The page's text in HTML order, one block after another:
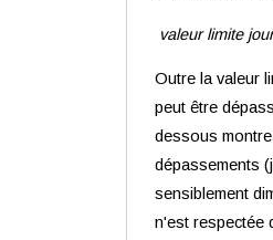
valeur limite
Outre la valeur
peut être
dessous
dépassements
sensiblement
n'est respectée